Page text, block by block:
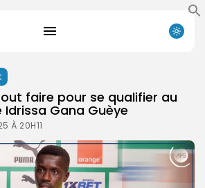
faire pour se qualifier au
Idrissa Gana Guèye
À 20H11